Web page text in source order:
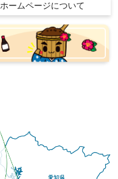
ホームページについて